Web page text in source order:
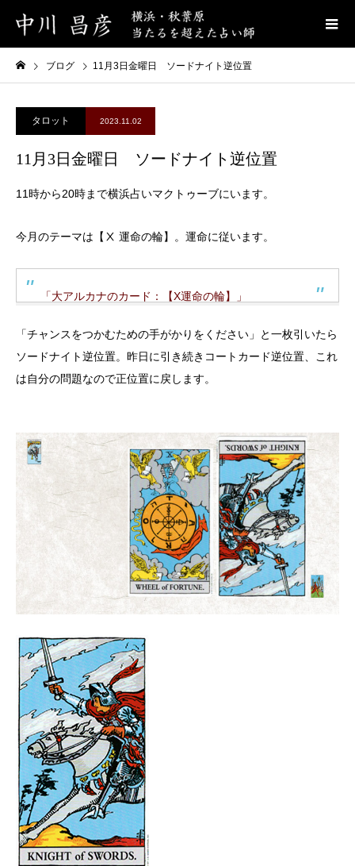
ブログ 11月3日金曜日 ソードナイト逆位置
タロット 2023.11.02
11月3日金曜日 ソードナイト逆位置
11時から20時まで横浜占いマクトゥーブにいます。
今月のテーマは【Ⅹ 運命の輪】。運命に従います。
「大アルカナのカード：【X運命の輪】」
「チャンスをつかむための手がかりをください」と一枚引いたら
ソードナイト逆位置。昨日に引き続きコートカード逆位置、これ
は自分の問題なので正位置に戻します。